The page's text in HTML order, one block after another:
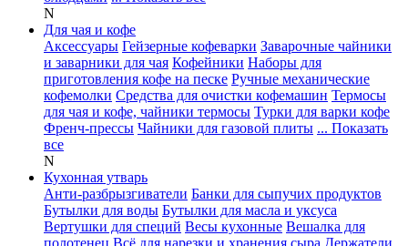
N
Для чая и кофе
Аксессуары Гейзерные кофеварки Заварочные чайники
и заварники для чая Кофейники Наборы для
приготовления кофе на песке Ручные механические
кофемолки Средства для очистки кофемашин Термосы
для чая и кофе, чайники термосы Турки для варки кофе
Френч-прессы Чайники для газовой плиты ... Показать
все
N
Кухонная утварь
Анти-разбрызгиватели Банки для сыпучих продуктов
Бутылки для воды Бутылки для масла и уксуса
Вертушки для специй Весы кухонные Вешалка для
полотенец Всё для нарезки и хранения сыра Держатели